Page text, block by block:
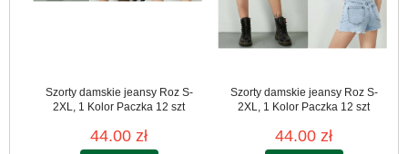
Szorty damskie jeansy Roz S-
2XL, 1 Kolor Paczka 12 szt
44.00 zł
Szorty damskie jeansy Roz S-
2XL, 1 Kolor Paczka 12 szt
44.00 zł